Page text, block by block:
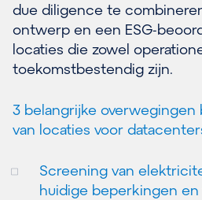
due diligence te
ontwerp en een ESG-
locaties die zowel
toekomstbestendig zijn.
3 belangrijke
van locaties voor
Screening van
huidige beperkingen